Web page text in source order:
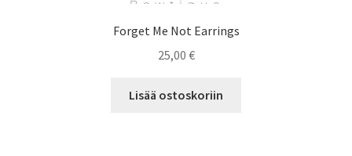
Forget Me Not Earrings
25,00 €
Lisää ostoskoriin